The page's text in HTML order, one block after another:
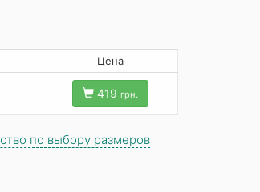
Цена
419 грн.
по выбору размеров